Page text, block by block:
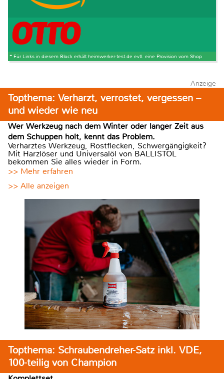
* Für Links in diesem Block erhält heimwerker-test.de evtl. eine Provision vom Shop
Anzeige
Topthema: Verharzt, verrostet, vergessen –
und wieder wie neu
Wer Werkzeug nach dem Winter oder langer Zeit aus
dem Schuppen holt, kennt das Problem.
Verharztes Werkzeug, Rostflecken, Schwergängigkeit?
Mit Harzlöser und Universalöl von BALLISTOL
bekommen Sie alles wieder in Form.
>> Mehr erfahren
>> Alle anzeigen
Topthema: Schraubendreher-Satz inkl. VDE,
100-teilig von Champion